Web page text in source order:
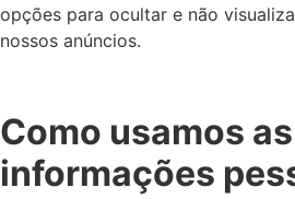
opções para ocultar e não
nossos anúncios.
Como usamos as
informações